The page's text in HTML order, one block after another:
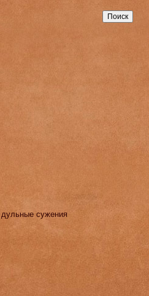
сужения